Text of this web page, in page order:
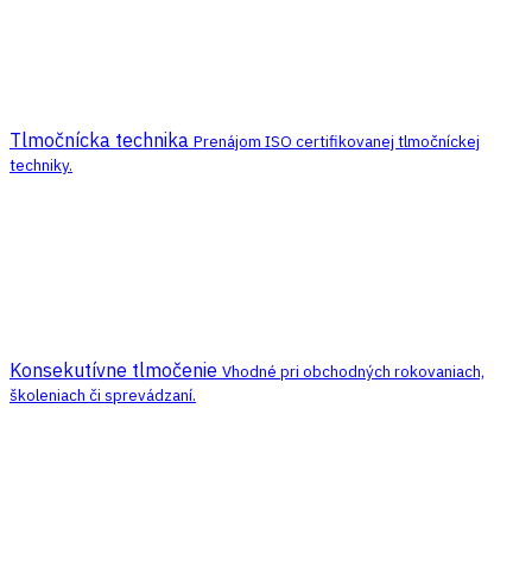
Tlmočnícka technika Prenájom ISO certifikovanej tlmočníckej
techniky.
Konsekutívne tlmočenie Vhodné pri obchodných rokovaniach,
školeniach či sprevádzaní.